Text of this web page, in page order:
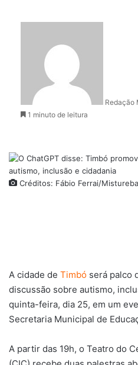
Redação
1 minuto de leitura
Créditos: Fábio Ferrai/
A cidade de Timbó será palco
discussão sobre autismo,
quinta-feira, dia 25, em um
Secretaria Municipal de
A partir das 19h, o Teatro do